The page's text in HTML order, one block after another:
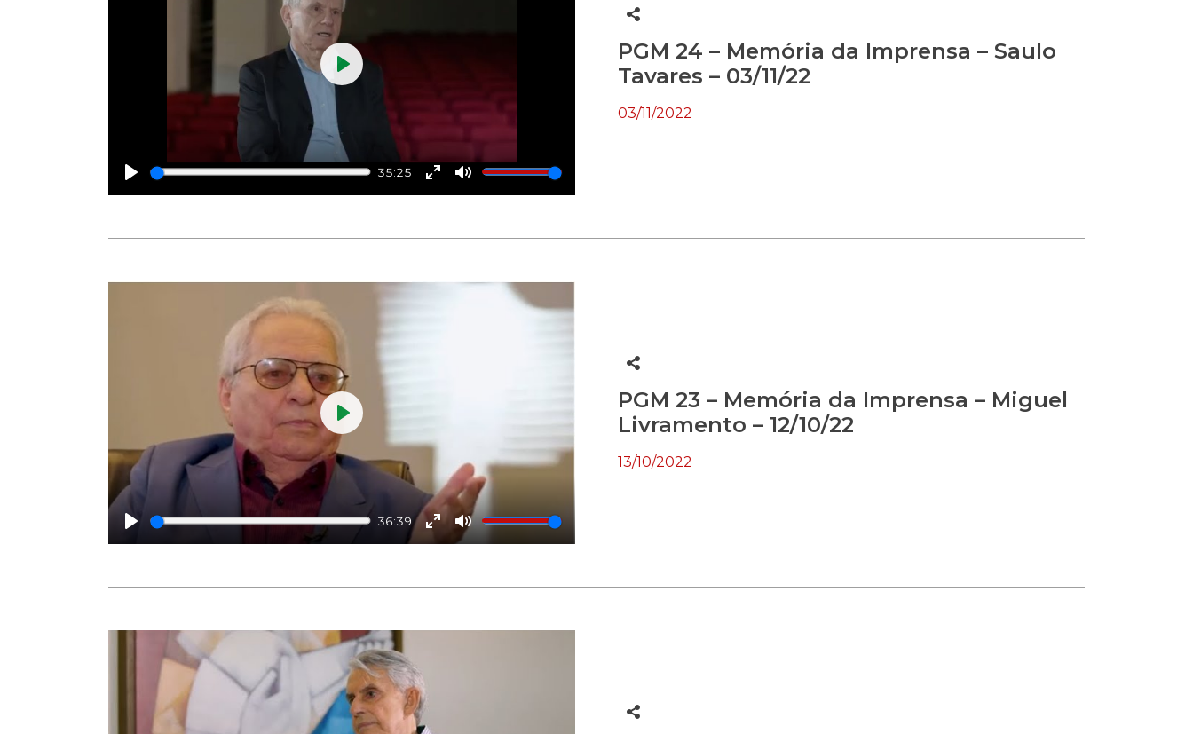
Play
35:25
EnterMute
Play
PGM 24 – Memória da Imprensa – Saulo
Tavares – 03/11/22
03/11/2022
Play
36:39
EnterMute
Play
PGM 23 – Memória da Imprensa – Miguel
Livramento – 12/10/22
13/10/2022